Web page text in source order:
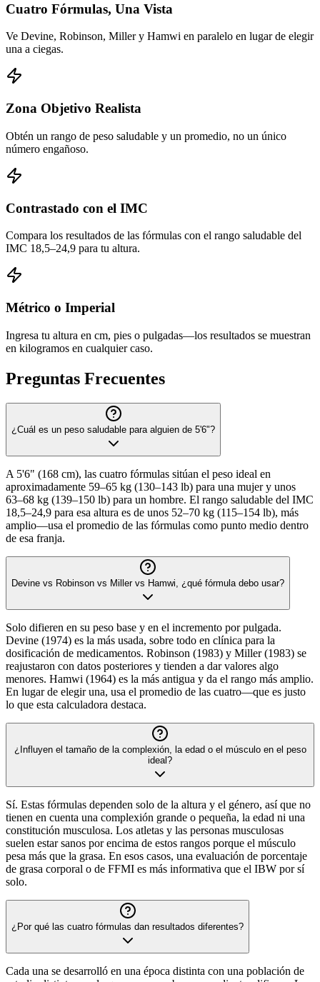
Cuatro Fórmulas, Una Vista
Ve Devine, Robinson, Miller y Hamwi en paralelo en lugar de elegir
una a ciegas.
Zona Objetivo Realista
Obtén un rango de peso saludable y un promedio, no un único
número engañoso.
Contrastado con el IMC
Compara los resultados de las fórmulas con el rango saludable del
IMC 18,5–24,9 para tu altura.
Métrico o Imperial
Ingresa tu altura en cm, pies o pulgadas—los resultados se muestran
en kilogramos en cualquier caso.
Preguntas Frecuentes
¿Cuál es un peso saludable para alguien de 5'6"?
A 5'6" (168 cm), las cuatro fórmulas sitúan el peso ideal en
aproximadamente 59–65 kg (130–143 lb) para una mujer y unos
63–68 kg (139–150 lb) para un hombre. El rango saludable del IMC
18,5–24,9 para esa altura es de unos 52–70 kg (115–154 lb), más
amplio—usa el promedio de las fórmulas como punto medio dentro
de esa franja.
Devine vs Robinson vs Miller vs Hamwi, ¿qué fórmula debo usar?
Solo difieren en su peso base y en el incremento por pulgada.
Devine (1974) es la más usada, sobre todo en clínica para la
dosificación de medicamentos. Robinson (1983) y Miller (1983) se
reajustaron con datos posteriores y tienden a dar valores algo
menores. Hamwi (1964) es la más antigua y da el rango más amplio.
En lugar de elegir una, usa el promedio de las cuatro—que es justo
lo que esta calculadora destaca.
¿Influyen el tamaño de la complexión, la edad o el músculo en el peso
ideal?
Sí. Estas fórmulas dependen solo de la altura y el género, así que no
tienen en cuenta una complexión grande o pequeña, la edad ni una
constitución musculosa. Los atletas y las personas musculosas
suelen estar sanos por encima de estos rangos porque el músculo
pesa más que la grasa. En esos casos, una evaluación de porcentaje
de grasa corporal o de FFMI es más informativa que el IBW por sí
solo.
¿Por qué las cuatro fórmulas dan resultados diferentes?
Cada una se desarrolló en una época distinta con una población de